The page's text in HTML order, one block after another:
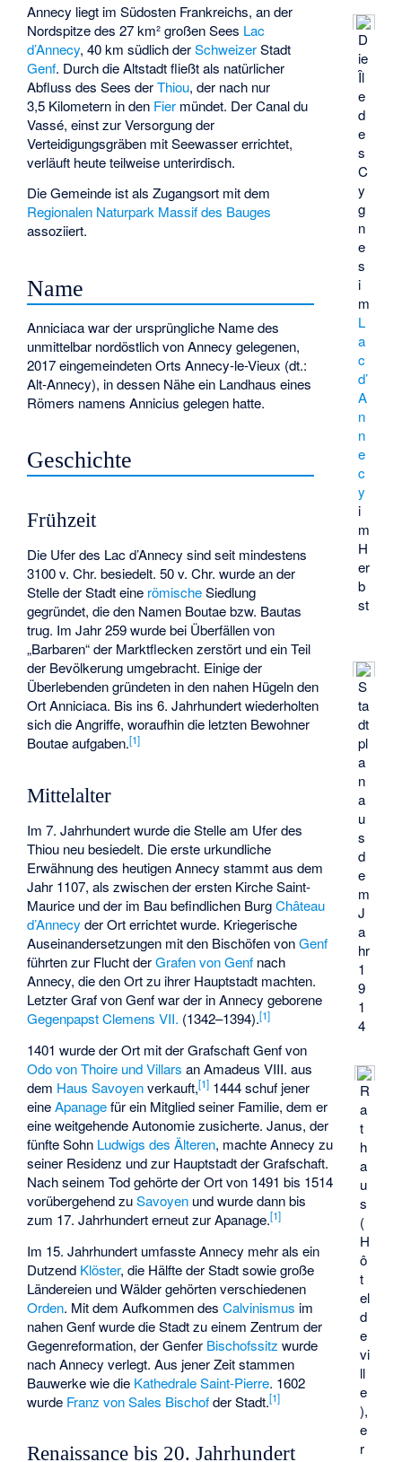
D
ie
Îl
e
d
e
s
C
y
g
n
e
s
i
m
L
a
c
d’
A
n
n
e
c
y
i
m
H
er
b
st
S
ta
dt
pl
a
n
a
u
s
d
e
m
J
a
hr
1
9
1
4
R
a
t
h
a
u
s
(
H
ô
t
el
d
e
vi
ll
e
),
e
r
Annecy liegt im Südosten Frankreichs, an der
Nordspitze des 27 km² großen Sees Lac
d’Annecy, 40 km südlich derSchweizerStadt
Genf. Durch die Altstadt fließt als natürlicher
Abfluss des Sees derThiou, der nach nur
3,5 Kilometern in den Fier mündet. Der Canal du
Vassé, einst zur Versorgung der
Verteidigungsgräben mit Seewasser errichtet,
verläuft heute teilweise unterirdisch.
Die Gemeinde ist als Zugangsort mit dem
Regionalen Naturpark Massif des Bauges
assoziiert.
Name
Anniciaca war der ursprüngliche Name des
unmittelbar nordöstlich von Annecy gelegenen,
2017 eingemeindeten Orts Annecy-le-Vieux (dt.:
Alt-Annecy), in dessen Nähe ein Landhaus eines
Römers namens Annicius gelegen hatte.
Geschichte
Frühzeit
Die Ufer des Lac d’Annecy sind seit mindestens
3100 v. Chr. besiedelt. 50 v. Chr. wurde an der
Stelle der Stadt eine römischeSiedlung
gegründet, die den Namen Boutae bzw. Bautas
trug. Im Jahr 259 wurde bei Überfällen von
„Barbaren“ der Marktflecken zerstört und ein Teil
der Bevölkerung umgebracht. Einige der
Überlebenden gründeten in den nahen Hügeln den
Ort Anniciaca. Bis ins 6. Jahrhundert wiederholten
sich die Angriffe, woraufhin die letzten Bewohner
Boutae aufgaben.[1]
Mittelalter
Im 7. Jahrhundert wurde die Stelle am Ufer des
Thiou neu besiedelt. Die erste urkundliche
Erwähnung des heutigen Annecy stammt aus dem
Jahr 1107, als zwischen der ersten Kirche Saint-
Maurice und der im Bau befindlichen BurgChâteau
d’Annecy der Ort errichtet wurde. Kriegerische
Auseinandersetzungen mit den Bischöfen vonGenf
führten zur Flucht derGrafen von Genf nach
Annecy, die den Ort zu ihrer Hauptstadt machten.
Letzter Graf von Genf war der in Annecy geborene
Gegenpapst Clemens VII. (1342–1394).[1]
1401 wurde der Ort mit der Grafschaft Genf von
Odo von Thoire und Villars anAmadeus VIII. aus
dem Haus Savoyenverkauft,[1] 1444 schuf jener
eineApanagefür ein Mitglied seiner Familie, dem er
eine weitgehende Autonomie zusicherte. Janus, der
fünfte Sohn Ludwigs des Älteren, machte Annecy zu
seiner Residenz und zur Hauptstadt der Grafschaft.
Nach seinem Tod gehörte der Ort von 1491 bis 1514
vorübergehend zuSavoyen und wurde dann bis
zum 17. Jahrhundert erneut zur Apanage.[1]
Im 15. Jahrhundert umfasste Annecy mehr als ein
Dutzend Klöster, die Hälfte der Stadt sowie große
Ländereien und Wälder gehörten verschiedenen
Orden. Mit dem Aufkommen desCalvinismus im
nahen Genf wurde die Stadt zu einem Zentrum der
Gegenreformation, der Genfer Bischofssitz wurde
nach Annecy verlegt. Aus jener Zeit stammen
Bauwerke wie die Kathedrale Saint-Pierre. 1602
wurde Franz von Sales Bischofder Stadt.[1]
Renaissance bis 20. Jahrhundert